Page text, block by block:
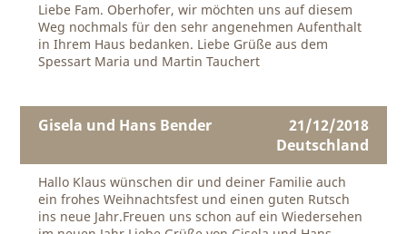
Liebe Fam. Oberhofer, wir möchten uns auf diesem
Weg nochmals für den sehr angenehmen Aufenthalt
in Ihrem Haus bedanken. Liebe Grüße aus dem
Spessart Maria und Martin Tauchert
Gisela und Hans Bender
21/12/2018
Deutschland
Hallo Klaus wünschen dir und deiner Familie auch
ein frohes Weihnachtsfest und einen guten Rutsch
ins neue Jahr.Freuen uns schon auf ein Wiedersehen